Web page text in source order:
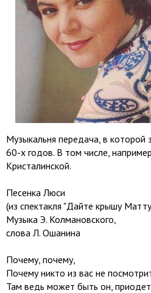
Музыкальня передача, в которой
60-х годов. В том числе,
Кристалинской.
Песенка Люси
(из спектакля "Дайте крышу
Музыка Э. Колмановского,
слова Л. Ошанина
Почему, почему,
Почему никто из вас не
Там ведь может быть он,